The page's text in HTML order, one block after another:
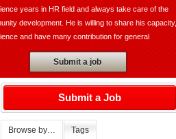
years in HR field and always take care of the
development. He is willing to share his capacity,
and have many contribution for general
and VungtauHR.com is really a valuable
for both of recruiters and jobseekers. Moreover,
has established the thegioibantin.com with the
to sharing their services, the useful information in all
and working activities with the hope bring the
for all of us who want to know more about the
the people, the cultures, society, market,
Submit a job
Submit a Job
Browse by… Tags